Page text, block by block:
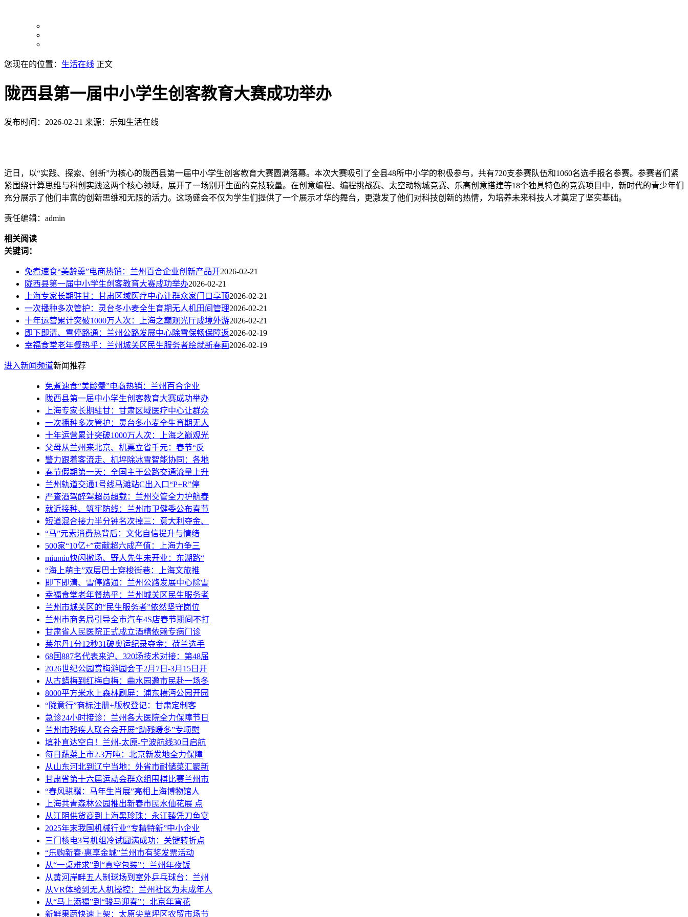
您现在的位置： 生活在线 正文
陇西县第一届中小学生创客教育大赛成功举办
发布时间：2026-02-21 来源：乐知生活在线
近日，以“实践、探索、创新”为核心的陇西县第一届中小学生创客教育大赛圆满落幕。本次大赛吸引了全县48所中小学的积极参与，共有720支参赛队伍和1060名选手报名参赛。参赛者们紧
紧围绕计算思维与科创实践这两个核心领域，展开了一场别开生面的竞技较量。在创意编程、编程挑战赛、太空动物城竞赛、乐高创意搭建等18个独具特色的竞赛项目中，新时代的青少年们
充分展示了他们丰富的创新思维和无限的活力。这场盛会不仅为学生们提供了一个展示才华的舞台，更激发了他们对科技创新的热情，为培养未来科技人才奠定了坚实基础。
责任编辑：admin
相关阅读
关键词：
免煮速食“美龄羹”电商热销：兰州百合企业创新产品开2026-02-21
陇西县第一届中小学生创客教育大赛成功举办2026-02-21
上海专家长期驻甘：甘肃区域医疗中心让群众家门口享顶2026-02-21
一次播种多次管护：灵台冬小麦全生育期无人机田间管理2026-02-21
十年运营累计突破1000万人次：上海之巅观光厅成境外游2026-02-21
即下即清、雪停路通：兰州公路发展中心除雪保畅保障返2026-02-19
幸福食堂老年餐热乎：兰州城关区民生服务者绘就新春画2026-02-19
进入新闻频道新闻推荐
免煮速食“美龄羹”电商热销：兰州百合企业
陇西县第一届中小学生创客教育大赛成功举办
上海专家长期驻甘：甘肃区域医疗中心让群众
一次播种多次管护：灵台冬小麦全生育期无人
十年运营累计突破1000万人次：上海之巅观光
父母从兰州来北京、机票立省千元：春节“反
警力跟着客流走、机坪除冰雪智能协同：各地
春节假期第一天：全国主干公路交通流量上升
兰州轨道交通1号线马滩站C出入口“P+R”停
严查酒驾醉驾超员超载：兰州交管全力护航春
就近接种、筑牢防线：兰州市卫健委公布春节
短道混合接力半分钟名次掉三：意大利夺金、
“马”元素消费热背后：文化自信提升与情绪
500家“10亿+”贡献超六成产值：上海力争三
miumiu快闪撤场、野人先生未开业：东湖路“
“海上萌主”双层巴士穿梭街巷：上海文旅推
即下即清、雪停路通：兰州公路发展中心除雪
幸福食堂老年餐热乎：兰州城关区民生服务者
兰州市城关区的“民生服务者”依然坚守岗位
兰州市商务局引导全市汽车4S店春节期间不打
甘肃省人民医院正式成立酒精依赖专病门诊
莱尔丹1分12秒31破奥运纪录夺金：荷兰选手
68国887名代表来沪、320场技术对接：第48届
2026世纪公园赏梅游园会于2月7日-3月15日开
从古蜡梅到红梅白梅：曲水园邀市民赴一场冬
8000平方米水上森林刷屏：浦东横沔公园开园
“陇意行”商标注册+版权登记：甘肃定制客
急诊24小时接诊：兰州各大医院全力保障节日
兰州市残疾人联合会开展“助残暖冬”专项慰
填补直达空白！兰州-太原-宁波航线30日启航
每日蔬菜上市2.3万吨：北京新发地全力保障
从山东河北到辽宁当地：外省市耐储菜汇聚新
甘肃省第十六届运动会群众组围棋比赛兰州市
“春风骐骥：马年生肖展”亮相上海博物馆人
上海共青森林公园推出新春市民水仙花展 点
从江阴供货商到上海黑珍珠：永江臻凭刀鱼宴
2025年末我国机械行业“专精特新”中小企业
三门核电3号机组冷试圆满成功：关键转折点
“乐购新春·惠享金城”兰州市有奖发票活动
从“一桌难求”到“真空包装”：兰州年夜饭
从黄河岸畔五人制球场到室外乒乓球台：兰州
从VR体验到无人机操控：兰州社区为未成年人
从“马上添福”到“骏马迎春”：北京年宵花
新鲜果蔬快速上架：太原尖草坪区农贸市场节